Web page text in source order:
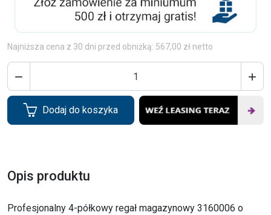
Najniższa cena z 30 dni przed obniżką: 567,00 zł netto
 
Dodaj do koszyka
Opis produktu
Profesjonalny 4-półkowy regał magazynowy 3160006 o